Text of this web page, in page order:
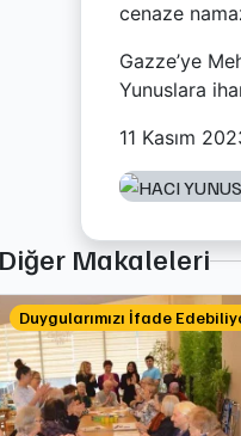
cenaze
Gazze’ye
Yunuslara
11 Kasım
Diğer Makaleleri
Duygularımızı İfade